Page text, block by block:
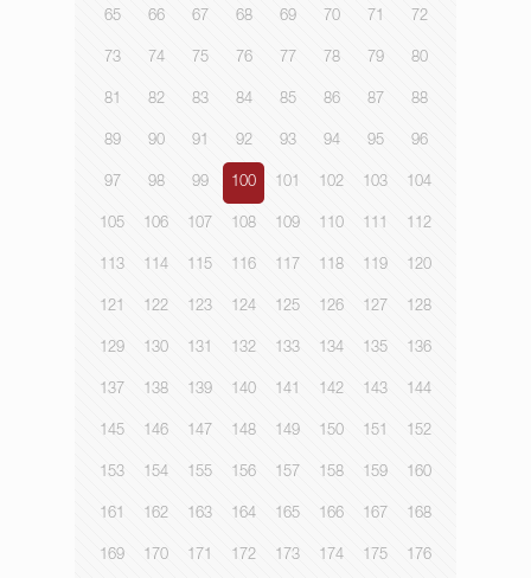
65 66 67 68 69 70 71 72
73 74 75 76 77 78 79 80
81 82 83 84 85 86 87 88
89 90 91 92 93 94 95 96
97 98 99 100 101 102 103 104
105 106 107 108 109 110 111 112
113 114 115 116 117 118 119 120
121 122 123 124 125 126 127 128
129 130 131 132 133 134 135 136
137 138 139 140 141 142 143 144
145 146 147 148 149 150 151 152
153 154 155 156 157 158 159 160
161 162 163 164 165 166 167 168
169 170 171 172 173 174 175 176